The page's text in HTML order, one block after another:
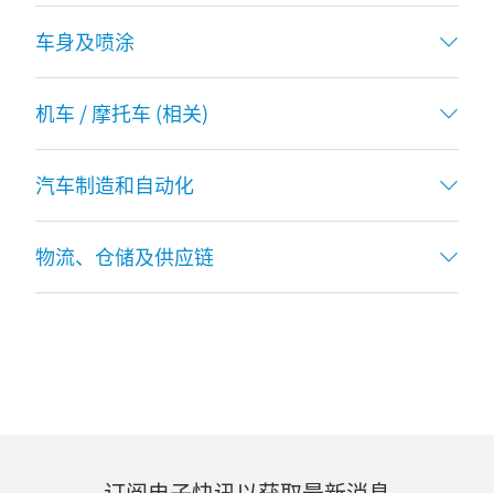
车身及喷涂
机车 / 摩托车 (相关)
汽车制造和自动化
物流、仓储及供应链